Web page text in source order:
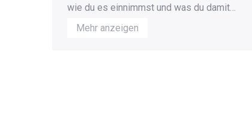
wie du es einnimmst und was du damit
erreichen willst. Erfahre, für wen es sinnvoll
ist und wie du es richtig dosierst.
Mehr anzeigen